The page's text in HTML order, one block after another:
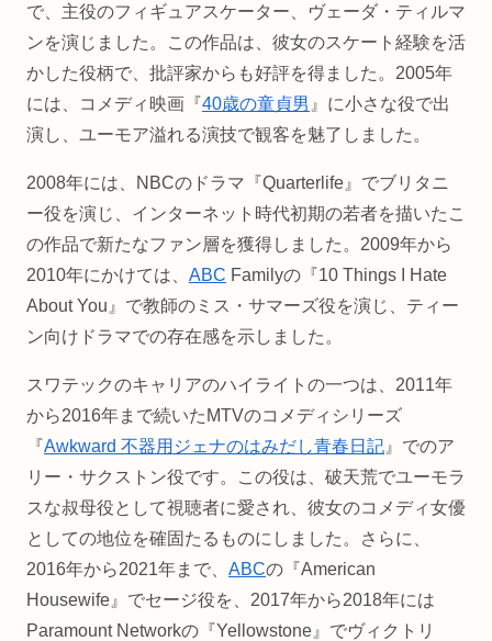
で、主役のフィギュアスケーター、ヴェーダ・ティルマ
ンを演じました。この作品は、彼女のスケート経験を活
かした役柄で、批評家からも好評を得ました。2005年
には、コメディ映画『40歳の童貞男 』に小さな役で出
演し、ユーモア溢れる演技で観客を魅了しました。
2008年には、NBCのドラマ『Quarterlife』でブリタニ
ー役を演じ、インターネット時代初期の若者を描いたこ
の作品で新たなファン層を獲得しました。2009年から
2010年にかけては、 ABC Familyの『10 Things I Hate
About You』で教師のミス・サマーズ役を演じ、ティー
ン向けドラマでの存在感を示しました。
スワテックのキャリアのハイライトの一つは、2011年
から2016年まで続いたMTVのコメディシリーズ
『Awkward 不器用ジェナのはみだし青春日記 』でのア
リー・サクストン役です。この役は、破天荒でユーモラ
スな叔母役として視聴者に愛され、彼女のコメディ女優
としての地位を確固たるものにしました。さらに、
2016年から2021年まで、 ABCの『American
Housewife』でセージ役を、2017年から2018年には
Paramount Networkの『Yellowstone』でヴィクトリ